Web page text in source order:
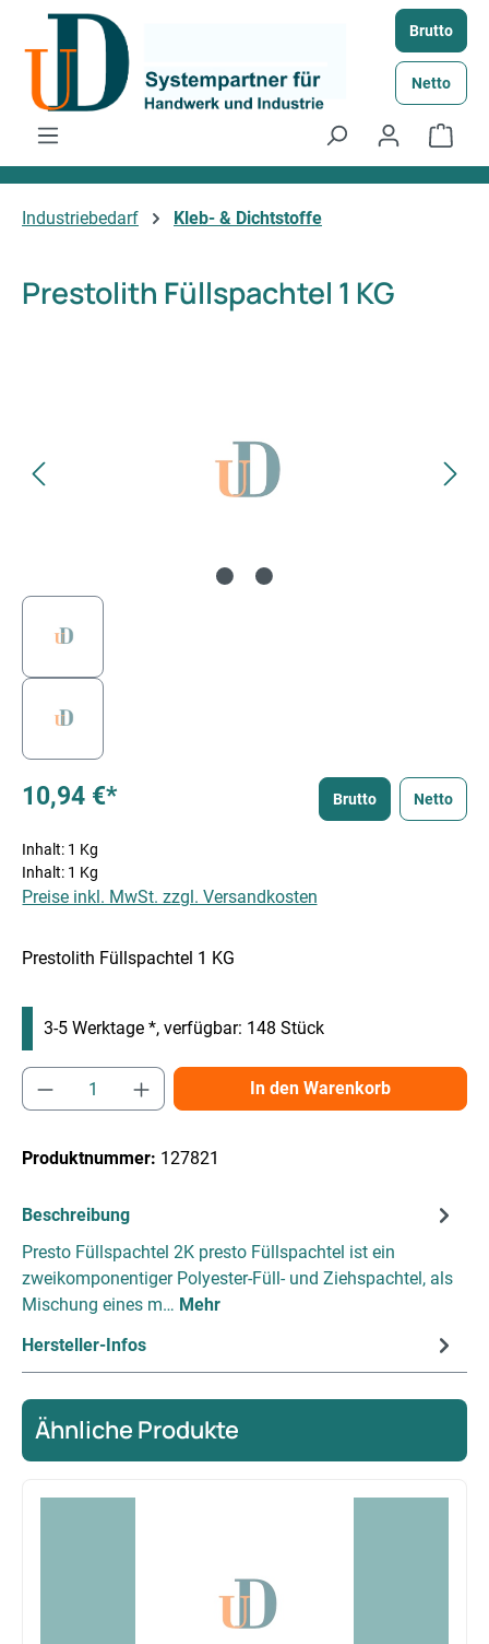
Zum Hauptinhalt springen Brutto
Netto
Industriebedarf Kleb- & Dichtstoffe
Prestolith Füllspachtel 1 KG
10,94 €* Brutto Netto
Inhalt: 1 Kg
Inhalt: 1 Kg
Preise inkl. MwSt. zzgl. Versandkosten
Prestolith Füllspachtel 1 KG
3-5 Werktage *, verfügbar: 148 Stück
Produkt Anzahl: Gib den gewünschten
In den Warenkorb
Produktnummer: 127821
Beschreibung
Presto Füllspachtel 2K presto Füllspachtel ist ein
zweikomponentiger Polyester-Füll- und Ziehspachtel, als
Mischung eines m… Mehr
Hersteller-Infos
Ähnliche Produkte